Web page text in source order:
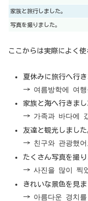
家族と旅行しました。
写真を撮りました。
ここからは実際によく使
夏休みに旅行へ行き
→ 여름방학에 여행
家族と海へ行きまし
→ 가족과 바다에
友達と観光しました
→ 친구와 관광했어
たくさん写真を撮り
→ 사진을 많이 찍
きれいな景色を見ま
→ 아름다운 경치를